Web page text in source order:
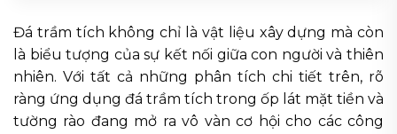
Đá trầm tích không chỉ là vật liệu xây dựng mà còn
là biểu tượng của sự kết nối giữa con người và thiên
nhiên. Với tất cả những phân tích chi tiết trên, rõ
ràng ứng dụng đá trầm tích trong ốp lát mặt tiền và
tường rào đang mở ra vô vàn cơ hội cho các công